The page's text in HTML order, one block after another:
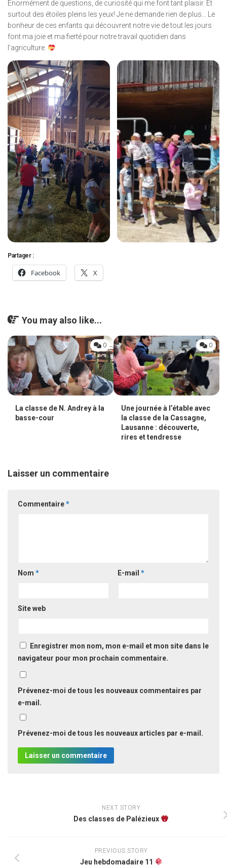
Énormément de questions, de curiosité qui me font tant plaisir. Et
surtout des étoiles pleins les yeux! Je ne demande rien de plus… Le
bonheur de ces enfants qui découvrent notre vie de tout les jours
font ma joie et ma fierté pour notre travail quotidien dans
l’agriculture.
Partager :
Facebook X
You may also like...
0
La classe de N. Andrey à la
basse-cour
0
Une journée à l’étable avec
la classe de la Cassagne,
Lausanne : découverte,
rires et tendresse
Laisser un commentaire
Commentaire*
Nom * E-mail *
Site web
Enregistrer mon nom, mon e-mail et mon site dans le
navigateur pour mon prochain commentaire.
Prévenez-moi de tous les nouveaux commentaires par
e-mail.
Prévenez-moi de tous les nouveaux articles par e-mail.
NEXT STORY
Des classes de Palézieux
PREVIOUS STORY
Jeu hebdomadaire 11